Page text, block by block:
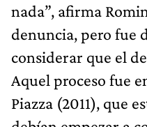
nada”, afirma
denuncia, pero fue
considerar que el
Aquel proceso fue
Piazza (2011), que